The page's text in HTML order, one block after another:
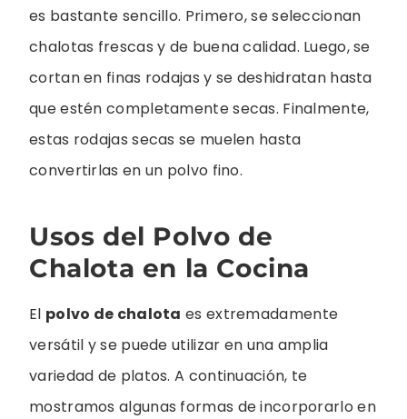
es bastante sencillo. Primero, se seleccionan
chalotas frescas y de buena calidad. Luego, se
cortan en finas rodajas y se deshidratan hasta
que estén completamente secas. Finalmente,
estas rodajas secas se muelen hasta
convertirlas en un polvo fino.
Usos del Polvo de
Chalota en la Cocina
El polvo de chalota es extremadamente
versátil y se puede utilizar en una amplia
variedad de platos. A continuación, te
mostramos algunas formas de incorporarlo en